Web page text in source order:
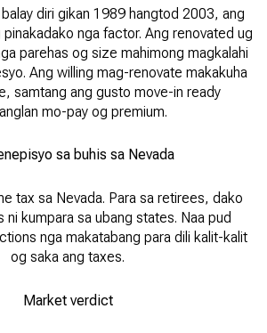
diri gikan 1989 hangtod 2003, ang
pinakadako nga factor. Ang renovated ug
parehas og size mahimong magkalahi
Ang willing mag-renovate makakuha
samtang ang gusto move-in ready
mo-pay og premium.
sa buhis sa Nevada
tax sa Nevada. Para sa retirees, dako
ni kumpara sa ubang states. Naa pud
nga makatabang para dili kalit-kalit
og saka ang taxes.
Market verdict